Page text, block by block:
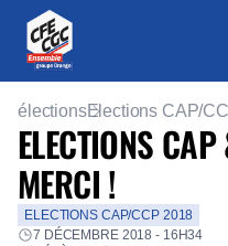
électionsElections CAP/
ELECTIONS
MERCI !
ELECTIONS CAP/CCP 2018
7 DÉCEMBRE 2018 - 16H34